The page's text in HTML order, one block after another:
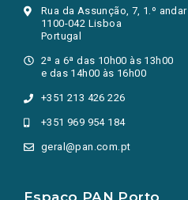
Rua da Assunção, 7, 1.º andar
1100-042 Lisboa
Portugal
2ª a 6ª das 10h00 às 13h00
e das 14h00 às 16h00
+351 213 426 226
+351 969 954 184
geral@pan.com.pt
Espaço PAN Porto